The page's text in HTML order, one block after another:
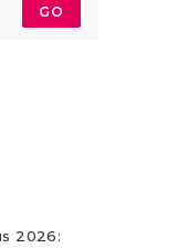
GO
2026: